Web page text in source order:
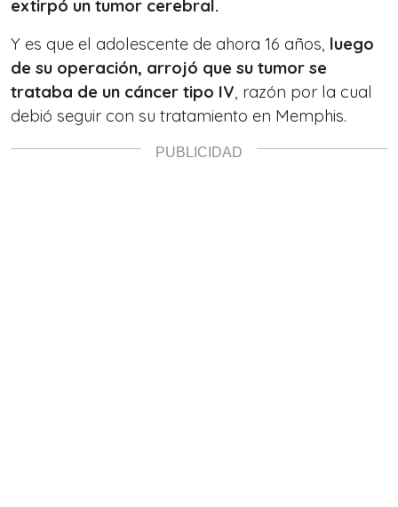
extirpó un tumor cerebral.
Y es que el adolescente de ahora 16 años, luego
de su operación, arrojó que su tumor se
trataba de un cáncer tipo IV , razón por la cual
debió seguir con su tratamiento en Memphis.